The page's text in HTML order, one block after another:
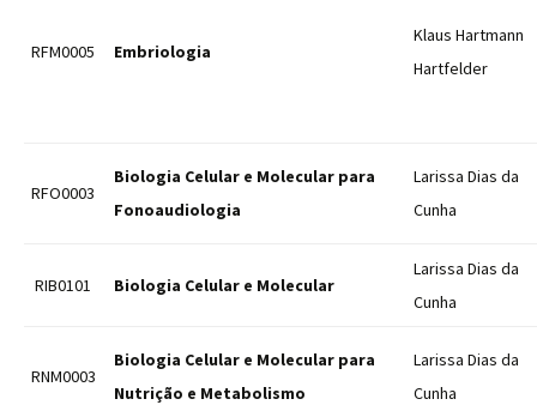
RFM0005 Embriologia
Klaus Hartmann
Hartfelder
RFO0003
Biologia Celular e Molecular para
Fonoaudiologia
Larissa Dias da
Cunha
RIB0101 Biologia Celular e Molecular
Larissa Dias da
Cunha
RNM0003
Biologia Celular e Molecular para
Nutrição e Metabolismo
Larissa Dias da
Cunha